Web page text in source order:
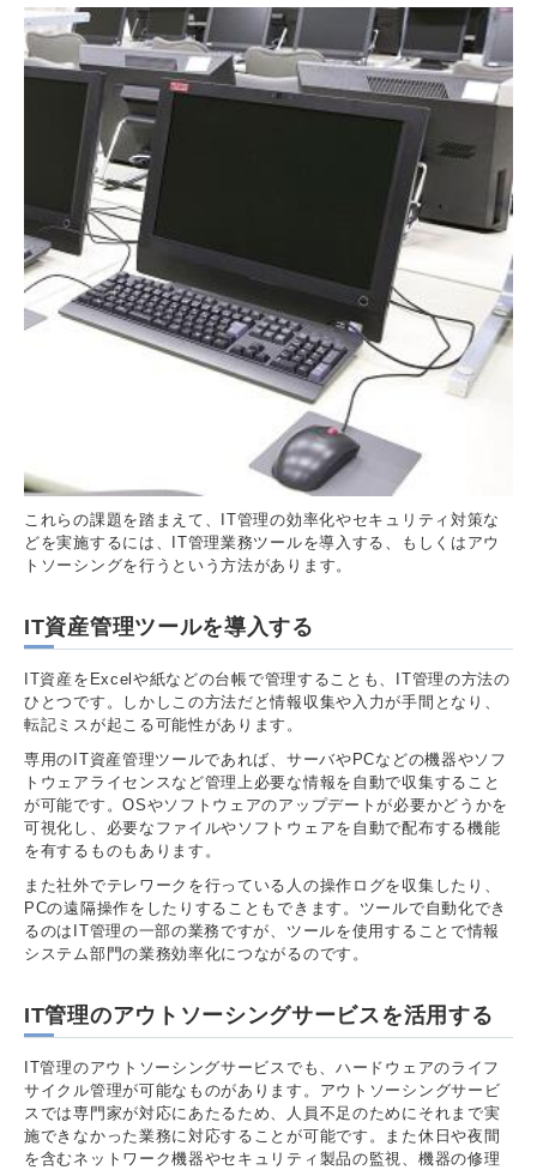
これらの課題を踏まえて、IT管理の効率化やセキュリティ対策な
どを実施するには、IT管理業務ツールを導入する、もしくはアウ
トソーシングを行うという方法があります。
IT資産管理ツールを導入する
IT資産をExcelや紙などの台帳で管理することも、IT管理の方法の
ひとつです。しかしこの方法だと情報収集や入力が手間となり、
転記ミスが起こる可能性があります。
専用のIT資産管理ツールであれば、サーバやPCなどの機器やソフ
トウェアライセンスなど管理上必要な情報を自動で収集すること
が可能です。OSやソフトウェアのアップデートが必要かどうかを
可視化し、必要なファイルやソフトウェアを自動で配布する機能
を有するものもあります。
また社外でテレワークを行っている人の操作ログを収集したり、
PCの遠隔操作をしたりすることもできます。ツールで自動化でき
るのはIT管理の一部の業務ですが、ツールを使用することで情報
システム部門の業務効率化につながるのです。
IT管理のアウトソーシングサービスを活用する
IT管理のアウトソーシングサービスでも、ハードウェアのライフ
サイクル管理が可能なものがあります。アウトソーシングサービ
スでは専門家が対応にあたるため、人員不足のためにそれまで実
施できなかった業務に対応することが可能です。また休日や夜間
を含むネットワーク機器やセキュリティ製品の監視、機器の修理